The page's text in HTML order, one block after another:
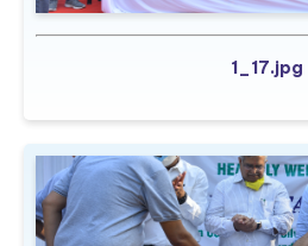
1_17.jpg